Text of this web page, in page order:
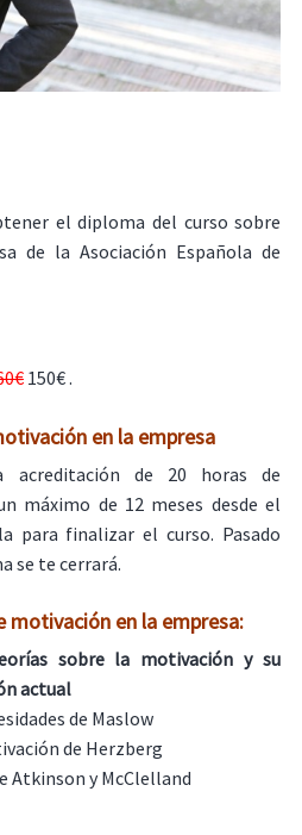
el diploma del curso sobre
de la Asociación Española de
150€ .
en la empresa
acreditación de 20 horas de
máximo de 12 meses desde el
para finalizar el curso. Pasado
se te cerrará.
motivación en la empresa:
sobre la motivación y su
actual
de Maslow
de Herzberg
Atkinson y McClelland